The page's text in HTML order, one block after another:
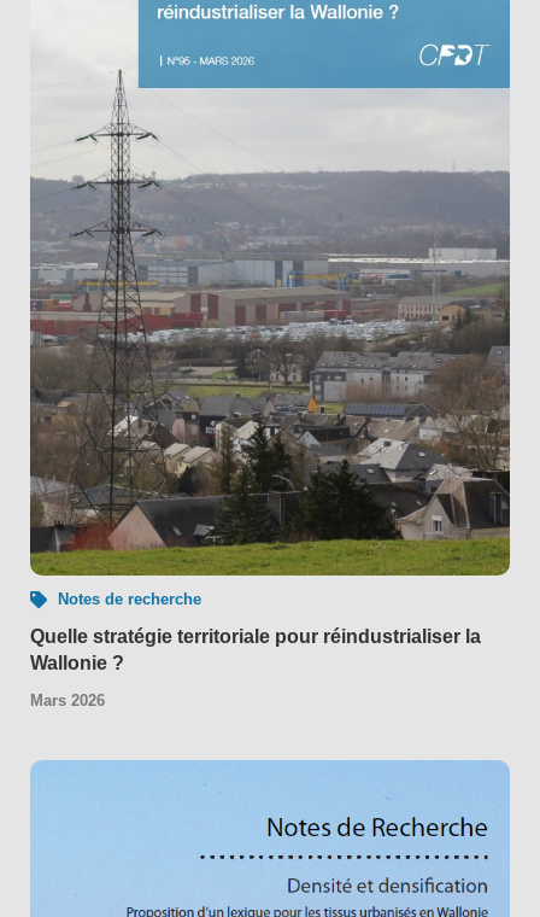
Notes de recherche
Quelle stratégie territoriale pour réindustrialiser la
Wallonie ?
Mars 2026